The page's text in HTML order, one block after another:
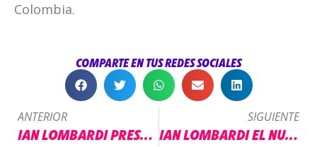
Colombia.
COMPARTE EN TUS REDES SOCIALES
ANTERIOR
IAN LOMBARDI PRESENTA NUEVA COLECCIÓN DE MODA INSPIRADA EN ECUADOR
SIGUIENTE
IAN LOMBARDI EL NUEVO PRESENTADOR DEL PROGRAMA “CALIENTITOS”